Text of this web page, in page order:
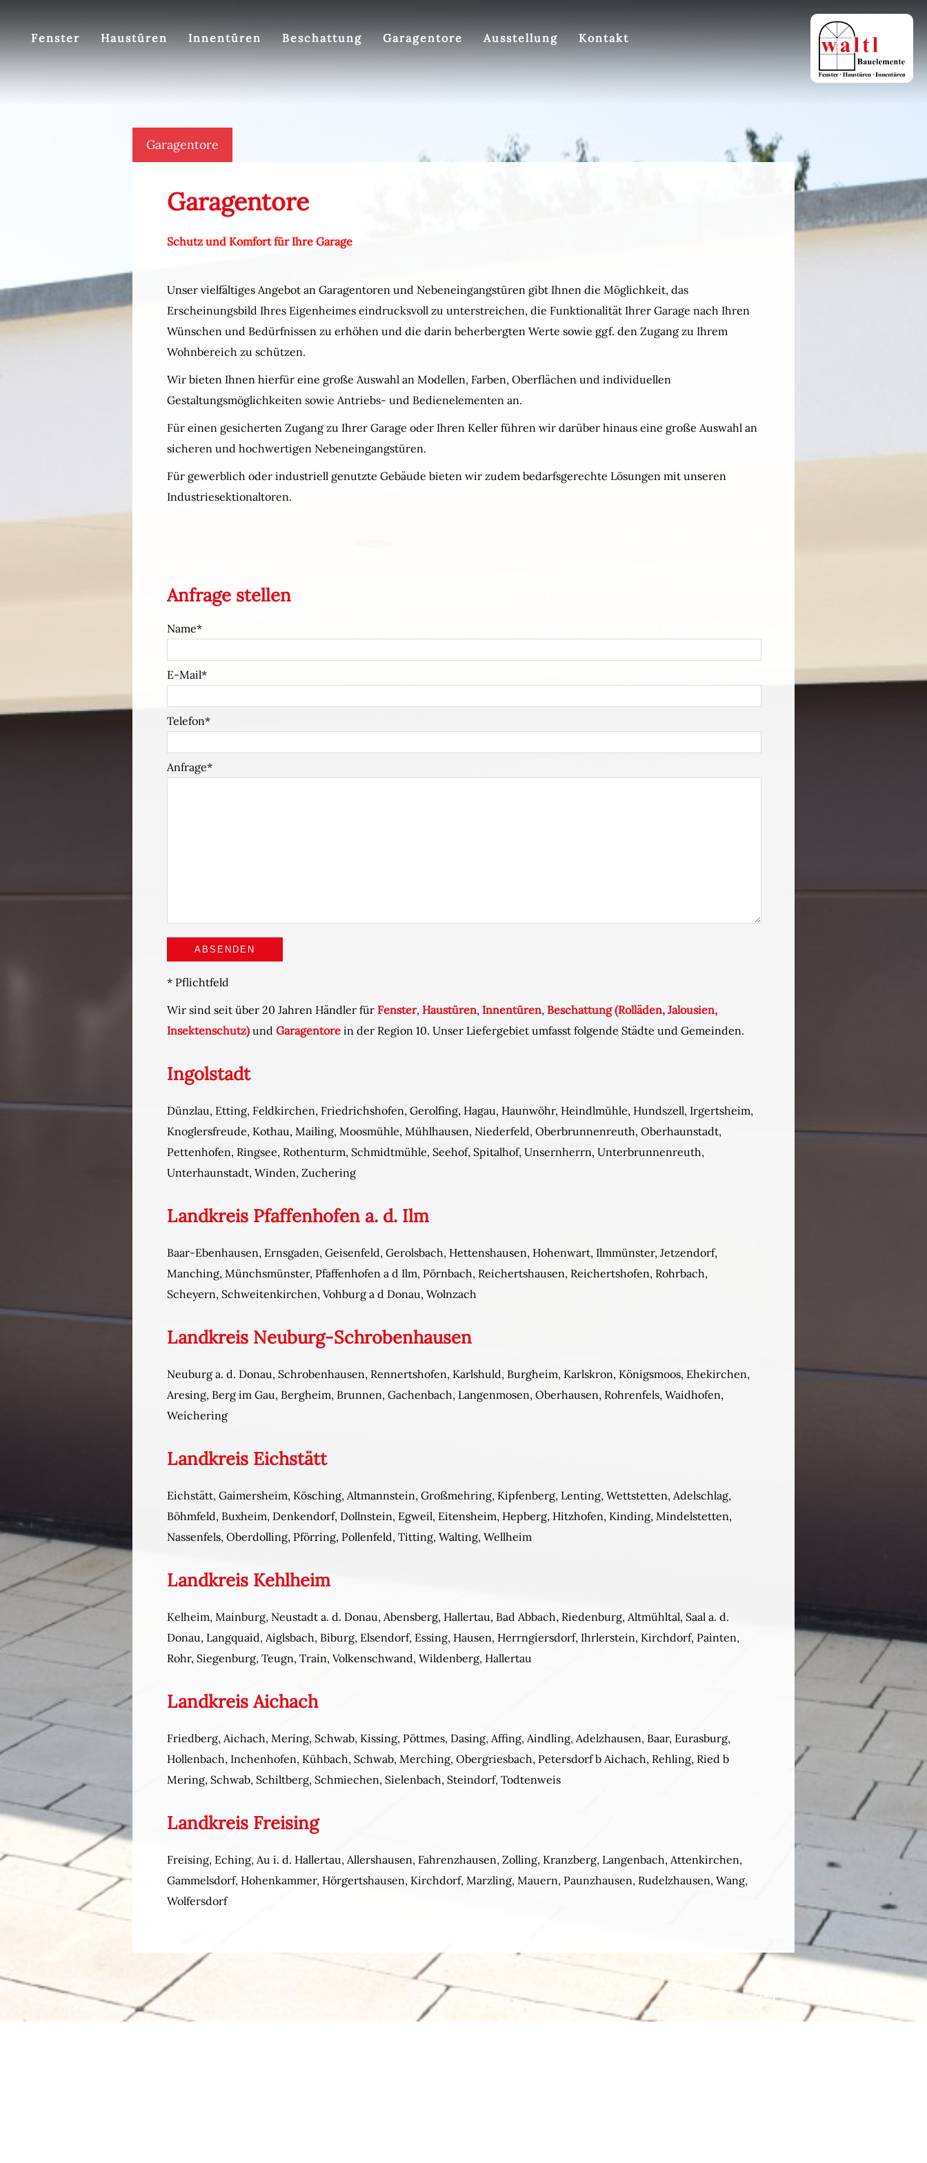
Garagentore
Garagentore
Schutz und Komfort für Ihre Garage
Unser vielfältiges Angebot an Garagentoren und Nebeneingangstüren gibt Ihnen die Möglichkeit, das
Erscheinungsbild Ihres Eigenheimes eindrucksvoll zu unterstreichen, die Funktionalität Ihrer Garage nach Ihren
Wünschen und Bedürfnissen zu erhöhen und die darin beherbergten Werte sowie ggf. den Zugang zu Ihrem
Wohnbereich zu schützen.
Wir bieten Ihnen hierfür eine große Auswahl an Modellen, Farben, Oberflächen und individuellen
Gestaltungsmöglichkeiten sowie Antriebs- und Bedienelementen an.
Für einen gesicherten Zugang zu Ihrer Garage oder Ihren Keller führen wir darüber hinaus eine große Auswahl an
sicheren und hochwertigen Nebeneingangstüren.
Für gewerblich oder industriell genutzte Gebäude bieten wir zudem bedarfsgerechte Lösungen mit unseren
Industriesektionaltoren.
Anfrage stellen
Name
E-Mail
Telefon
Anfrage
* Pflichtfeld
Wir sind seit über 20 Jahren Händler für Fenster, Haustüren, Innentüren, Beschattung (Rolläden, Jalousien,
Insektenschutz) und Garagentore in der Region 10. Unser Liefergebiet umfasst folgende Städte und Gemeinden.
Ingolstadt
Dünzlau, Etting, Feldkirchen, Friedrichshofen, Gerolfing, Hagau, Haunwöhr, Heindlmühle, Hundszell, Irgertsheim,
Knoglersfreude, Kothau, Mailing, Moosmühle, Mühlhausen, Niederfeld, Oberbrunnenreuth, Oberhaunstadt,
Pettenhofen, Ringsee, Rothenturm, Schmidtmühle, Seehof, Spitalhof, Unsernherrn, Unterbrunnenreuth,
Unterhaunstadt, Winden, Zuchering
Landkreis Pfaffenhofen a. d. Ilm
Baar-Ebenhausen, Ernsgaden, Geisenfeld, Gerolsbach, Hettenshausen, Hohenwart, Ilmmünster, Jetzendorf,
Manching, Münchsmünster, Pfaffenhofen a d Ilm, Pörnbach, Reichertshausen, Reichertshofen, Rohrbach,
Scheyern, Schweitenkirchen, Vohburg a d Donau, Wolnzach
Landkreis Neuburg-Schrobenhausen
Neuburg a. d. Donau, Schrobenhausen, Rennertshofen, Karlshuld, Burgheim, Karlskron, Königsmoos, Ehekirchen,
Aresing, Berg im Gau, Bergheim, Brunnen, Gachenbach, Langenmosen, Oberhausen, Rohrenfels, Waidhofen,
Weichering
Landkreis Eichstätt
Eichstätt, Gaimersheim, Kösching, Altmannstein, Großmehring, Kipfenberg, Lenting, Wettstetten, Adelschlag,
Böhmfeld, Buxheim, Denkendorf, Dollnstein, Egweil, Eitensheim, Hepberg, Hitzhofen, Kinding, Mindelstetten,
Nassenfels, Oberdolling, Pförring, Pollenfeld, Titting, Walting, Wellheim
Landkreis Kehlheim
Kelheim, Mainburg, Neustadt a. d. Donau, Abensberg, Hallertau, Bad Abbach, Riedenburg, Altmühltal, Saal a. d.
Donau, Langquaid, Aiglsbach, Biburg, Elsendorf, Essing, Hausen, Herrngiersdorf, Ihrlerstein, Kirchdorf, Painten,
Rohr, Siegenburg, Teugn, Train, Volkenschwand, Wildenberg, Hallertau
Landkreis Aichach
Friedberg, Aichach, Mering, Schwab, Kissing, Pöttmes, Dasing, Affing, Aindling, Adelzhausen, Baar, Eurasburg,
Hollenbach, Inchenhofen, Kühbach, Schwab, Merching, Obergriesbach, Petersdorf b Aichach, Rehling, Ried b
Mering, Schwab, Schiltberg, Schmiechen, Sielenbach, Steindorf, Todtenweis
Landkreis Freising
Freising, Eching, Au i. d. Hallertau, Allershausen, Fahrenzhausen, Zolling, Kranzberg, Langenbach, Attenkirchen,
Gammelsdorf, Hohenkammer, Hörgertshausen, Kirchdorf, Marzling, Mauern, Paunzhausen, Rudelzhausen, Wang,
Wolfersdorf
Fenster Haustüren Innentüren Beschattung Garagentore Ausstellung Kontakt
Impressum